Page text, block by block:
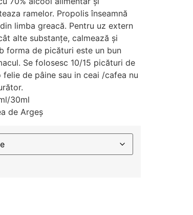
ramelor. Propolis înseamnă
limba greacă. Pentru uz extern
alte substanțe, calmează și
forma de picături este un bun
Se folosesc 10/15 picături de
de pâine sau in ceai /cafea nu
30ml
de Argeș